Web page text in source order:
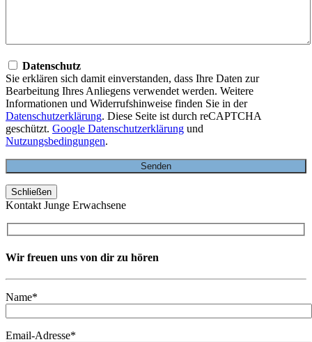
Datenschutz
Sie erklären sich damit einverstanden, dass Ihre Daten zur
Bearbeitung Ihres Anliegens verwendet werden. Weitere
Informationen und Widerrufshinweise finden Sie in der
Datenschutzerklärung. Diese Seite ist durch reCAPTCHA
geschützt. Google Datenschutzerklärung und
Nutzungsbedingungen.
Schließen
Kontakt Junge Erwachsene
Wir freuen uns von dir zu hören
Name*
Email-Adresse*